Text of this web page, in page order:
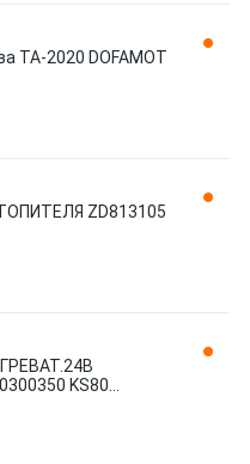
TA-2020 DOFAMOT
ZD813105
KS80